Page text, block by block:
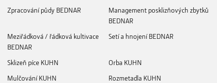
Zpracování půdy BEDNAR
Management posklizňových zbytků
BEDNAR
Meziřádková / řádková kultivace
BEDNAR
Setí a hnojení BEDNAR
Sklizeň píce KUHN
Orba KUHN
Mulčování KUHN
Rozmetadla KUHN